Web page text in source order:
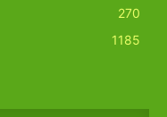
270
1185